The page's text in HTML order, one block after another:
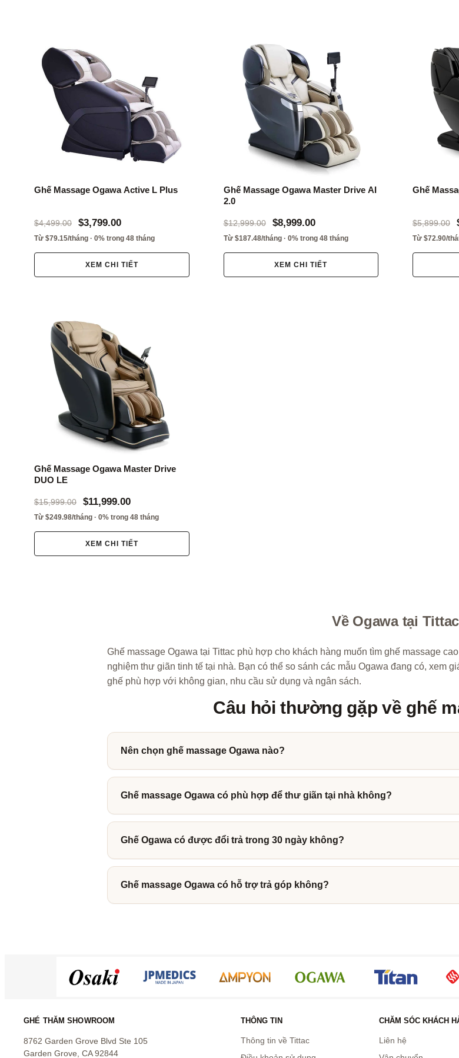
Ghế Massage Ogawa Active L Plus
$4,499.00 $3,799.00
Từ $79.15/tháng · 0% trong 48 tháng
XEM CHI TIẾT
Ghế Massage Ogawa Master Drive AI
2.0
$12,999.00 $8,999.00
Từ $187.48/tháng · 0% trong 48 tháng
XEM CHI TIẾT
Ghế
$5,899.00
Từ $72.90/
Ghế Massage Ogawa Master Drive
DUO LE
$15,999.00 $11,999.00
Từ $249.98/tháng · 0% trong 48 tháng
XEM CHI TIẾT
Về Ogawa tại Tittac
Ghế massage Ogawa tại Tittac phù hợp cho khách hàng muốn tìm ghế massage
nghiệm thư giãn tinh tế tại nhà. Bạn có thể so sánh các mẫu Ogawa đang có, xem
ghế phù hợp với không gian, nhu cầu sử dụng và ngân sách.
Câu hỏi thường gặp về ghế
Nên chọn ghế massage Ogawa nào?
Ghế massage Ogawa có phù hợp để thư giãn tại nhà không?
Ghế Ogawa có được đổi trả trong 30 ngày không?
Ghế massage Ogawa có hỗ trợ trả góp không?
GHÉ THĂM SHOWROOM
8762 Garden Grove Blvd Ste 105
Garden Grove, CA 92844
THÔNG TIN
Thông tin về Tittac
CHĂM SÓC KHÁCH
Liên hệ